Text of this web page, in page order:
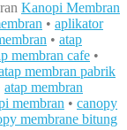
Kanopi Membran
• aplikator
• atap
membran cafe •
membran pabrik
atap membran
membran • canopy
membrane bitung